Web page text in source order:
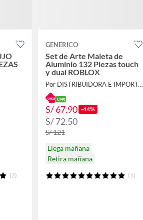
(2)
GENERICO
Set de Arte Maleta de
Aluminio 132 Piezas touch
y dual ROBLOX
Por DISTRIBUIDORA E IMPORTADORA
S/ 67.90 -44%
S/ 72.50
S/ 121
Llega mañana
Retira mañana
(1)